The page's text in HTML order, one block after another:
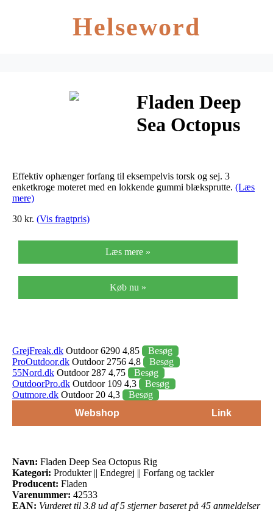
Helseword
Fladen Deep
Sea Octopus
Effektiv ophænger forfang til eksempelvis torsk og sej. 3
enketkroge moteret med en lokkende gummi blæksprutte. (Læs
mere)
30 kr. (Vis fragtpris)
Læs mere »
Køb nu »
GrejFreak.dk Outdoor 6290 4,85
Besøg
ProOutdoor.dk Outdoor 2756 4,8
Besøg
55Nord.dk Outdoor 287 4,75
Besøg
OutdoorPro.dk Outdoor 109 4,3
Besøg
Outmore.dk Outdoor 20 4,3
Besøg
Webshop
Link
Navn: Fladen Deep Sea Octopus Rig
Kategori: Produkter || Endegrej || Forfang og tackler
Producent: Fladen
Varenummer: 42533
EAN: Vurderet til 3.8 ud af 5 stjerner baseret på 45 anmeldelser